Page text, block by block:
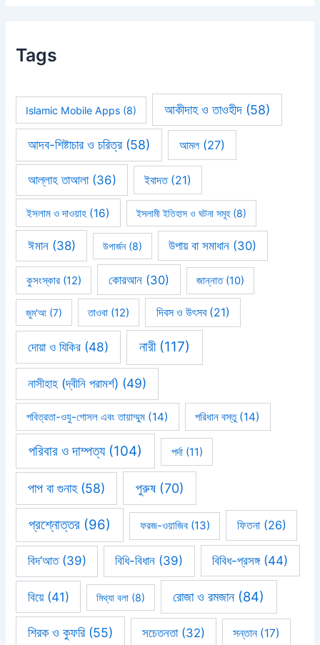
Tags
Islamic Mobile Apps (8) আকীদাহ ও তাওহীদ(58)
আদব-শিষ্টাচার ও চরিত্র(58) আমল(27)
আল্লাহ তাআলা(36) ইবাদত(21)
ইসলাম ও দাওয়াহ (16) ইসলামী ইতিহাস ও ঘটনা সমূহ(8)
ঈমান(38) উপার্জন(8) উপায় বা সমাধান (30)
কুসংস্কার(12) কোরআন (30) জান্নাত(10)
জুম'আ (7) তাওবা (12) দিবস ও উৎসব(21)
দোয়া ও যিকির (48) নারী(117)
নাসীহাহ (দ্বীনি পরামর্শ) (49)
পবিত্রতা-ওযু-গোসল এবং তায়াম্মুম (14) পরিধান বস্তু(14)
পরিবার ও দাম্পত্য(104) পর্দা(11)
পাপ বা গুনাহ(58) পুরুষ(70)
প্রশ্নোত্তর (96) ফরজ-ওয়াজিব(13) ফিতনা(26)
বিদ’আত(39) বিধি-বিধান (39) বিবিধ-প্রসঙ্গ(44)
বিয়ে(41) মিথ্যা বলা(8) রোজা ও রমজান (84)
শিরক ও কুফরি(55) সচেতনতা(32) সন্তান(17)